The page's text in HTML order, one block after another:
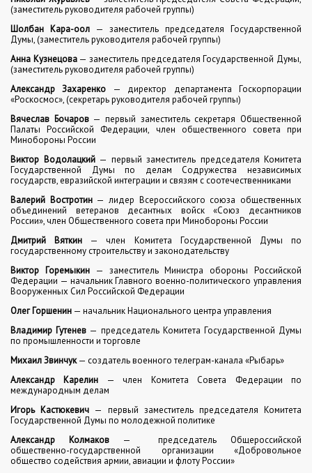
(заместитель руководителя рабочей группы)
Шолбан Кара-оол — заместитель председателя Государственной
Думы, (заместитель руководителя рабочей группы)
Анна Кузнецова— заместитель председателя Государственной Думы,
(заместитель руководителя рабочей группы)
Александр Захаренко — директор департамента Госкорпорации
«Роскосмос», (секретарь руководителя рабочей группы)
Вячеслав Бочаров— первый заместитель секретаря Общественной
Палаты Российской Федерации, член общественного совета при
Минобороны России
Виктор Водолацкий— первый заместитель председателя Комитета
Государственной Думы по делам Содружества независимых
государств, евразийской интеграции и связям с соотечественниками
Валерий Востротин— лидер Всероссийского союза общественных
объединений ветеранов десантных войск «Союз десантников
России», член Общественного совета при Минобороны России
Дмитрий Вяткин — член Комитета Государственной Думы по
государственному строительству и законодательству
Виктор Горемыкин— заместитель Министра обороны Российской
Федерации — начальник Главного военно-политического управления
Вооруженных Сил Российской Федерации
Олег Горшенин — начальник Национального центра управления
Владимир Гутенев — председатель Комитета Государственной Думы
по промышленности и торговле
Михаил Звинчук— создатель военного телеграм-канала «Рыбарь»
Александр Карелин — член Комитета Совета Федерации по
международным делам
Игорь Кастюкевич — первый заместитель председателя Комитета
Государственной Думы по молодежной политике
Александр Колмаков —
председатель Общероссийской
общественно-государственной организации «Добровольное
общество содействия армии, авиации и флоту России»